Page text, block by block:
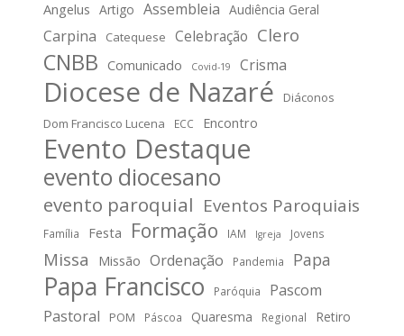
Angelus Artigo Assembleia Audiência Geral
Carpina Catequese Celebração Clero
CNBB Comunicado Covid-19 Crisma
Diocese de Nazaré
Diáconos
Dom Francisco Lucena
ECC Encontro
Evento Destaque
evento diocesano
evento paroquial Eventos Paroquiais
Família Festa Formação IAM Igreja Jovens
Missa Missão Ordenação Pandemia Papa
Papa Francisco Paróquia
Pascom
Pastoral
POM Páscoa Quaresma Regional Retiro